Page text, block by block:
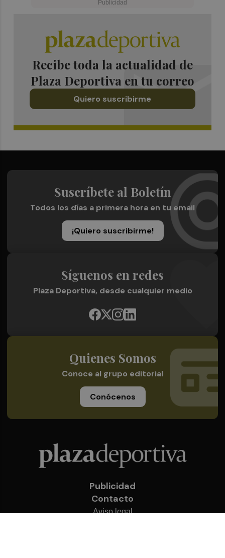
Recibe toda la actualidad de
Plaza Deportiva en tu correo
Quiero suscribirme
Suscríbete al Boletín
Todos los días a primera hora en tu email
¡Quiero suscribirme!
Síguenos en redes
Plaza Deportiva, desde cualquier medio
Quienes Somos
Conoce al grupo editorial
Conócenos
Publicidad
Contacto
Aviso legal